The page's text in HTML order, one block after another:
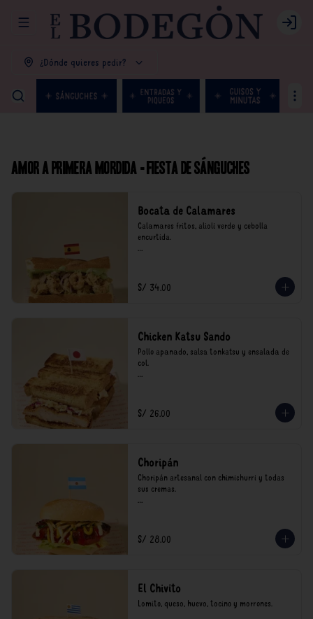
Abrir menu de navegación Login
¿Dónde quieres pedir?
Amor a primera mordida - Fiesta de Sánguches
Bocata de Calamares
Calamares fritos, alioli verde y cebolla
encurtida.
consumo.
S/ 34.00
Chicken Katsu Sando
Pollo apanado, salsa tonkatsu y ensalada de
col.
consumo.
S/ 26.00
Choripán
Choripán artesanal con chimichurri y todas
sus cremas.
consumo.
S/ 28.00
El Chivito
Lomito, queso, huevo, tocino y morrones.